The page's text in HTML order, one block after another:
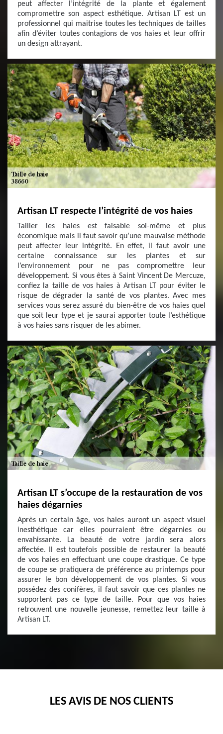
peut affecter l’intégrité de la plante et également
compromettre son aspect esthétique. Artisan LT est un
professionnel qui maitrise toutes les techniques de tailles
afin d’éviter toutes contagions de vos haies et leur offrir
un design attrayant.
Artisan LT respecte l’intégrité de vos haies
Tailler les haies est faisable soi-même et plus
économique mais il faut savoir qu’une mauvaise méthode
peut affecter leur intégrité. En effet, il faut avoir une
certaine connaissance sur les plantes et sur
l’environnement pour ne pas compromettre leur
développement. Si vous êtes à Saint Vincent De Mercuze,
confiez la taille de vos haies à Artisan LT pour éviter le
risque de dégrader la santé de vos plantes. Avec mes
services vous serez assuré du bien-être de vos haies quel
que soit leur type et je saurai apporter toute l’esthétique
à vos haies sans risquer de les abimer.
Artisan LT s’occupe de la restauration de vos
haies dégarnies
Après un certain âge, vos haies auront un aspect visuel
inesthétique car elles pourraient être dégarnies ou
envahissante. La beauté de votre jardin sera alors
affectée. Il est toutefois possible de restaurer la beauté
de vos haies en effectuant une coupe drastique. Ce type
de coupe se pratiquera de préférence au printemps pour
assurer le bon développement de vos plantes. Si vous
possédez des conifères, il faut savoir que ces plantes ne
supportent pas ce type de taille. Pour que vos haies
retrouvent une nouvelle jeunesse, remettez leur taille à
Artisan LT.
LES AVIS DE NOS CLIENTS